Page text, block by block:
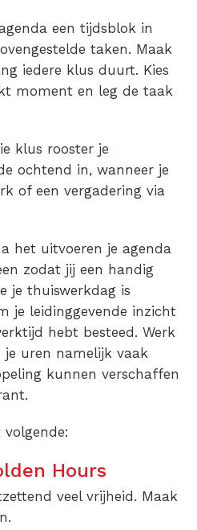
een tijdsblok in
taken. Maak
iedere klus duurt. Kies
moment en leg de taak
klus rooster je
ochtend in, wanneer je
of een vergadering via
het uitvoeren je agenda
zodat jij een handig
je thuiswerkdag is
je leidinggevende inzicht
hebt besteed. Werk
uren namelijk vaak
kunnen verschaffen
Hours
veel vrijheid. Maak